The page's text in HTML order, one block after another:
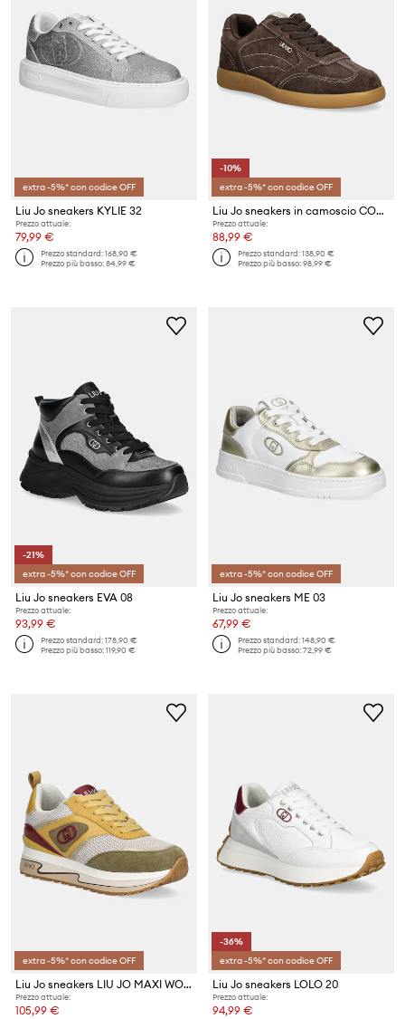
extra -5%* con codice OFF
Liu Jo sneakers KYLIE 32
Prezzo attuale:
79,99 €
Prezzo standard:168,90 €
Prezzo più basso:84,99 €
-10%
extra -5%* con codice OFF
Liu Jo sneakers in camoscio CONNOR 01
Prezzo attuale:
88,99 €
Prezzo standard:138,90 €
Prezzo più basso:98,99 €
-21%
extra -5%* con codice OFF
Liu Jo sneakers EVA 08
Prezzo attuale:
93,99 €
Prezzo standard:178,90 €
Prezzo più basso:119,90 €
extra -5%* con codice OFF
Liu Jo sneakers ME 03
Prezzo attuale:
67,99 €
Prezzo standard:148,90 €
Prezzo più basso:72,99 €
extra -5%* con codice OFF
Liu Jo sneakers LIU JO MAXI WONDER 97
Prezzo attuale:
105,99 €
-36%
extra -5%* con codice OFF
Liu Jo sneakers LOLO 20
Prezzo attuale:
94,99 €